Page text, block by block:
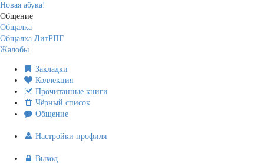
Новая абука!
Общение
Общалка
Общалка ЛитРПГ
Жалобы
Закладки
Коллекция
Прочитанные книги
Чёрный список
Общение
Настройки профиля
Выход